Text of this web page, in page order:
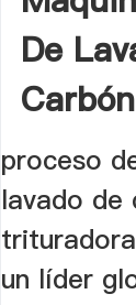
De
Carbón
proceso
lavado de
un líder